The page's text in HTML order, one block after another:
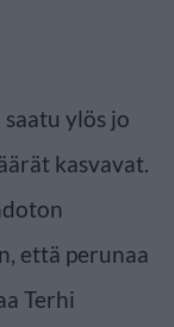
ylös jo
kasvavat.
että perunaa
Terhi